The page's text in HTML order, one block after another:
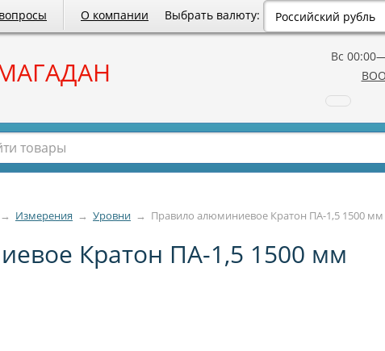
О компании Выбрать валюту:
Вс
→ Измерения → Уровни → Правило алюминиевое Кратон ПА-1,5 1500 мм
Кратон ПА-1,5 1500 мм